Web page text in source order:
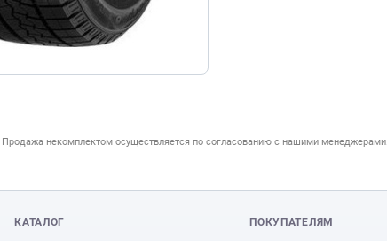
некомплектом осуществляется по согласованию с нашими менеджерами.
КАТАЛОГ ПОКУПАТЕЛЯМ